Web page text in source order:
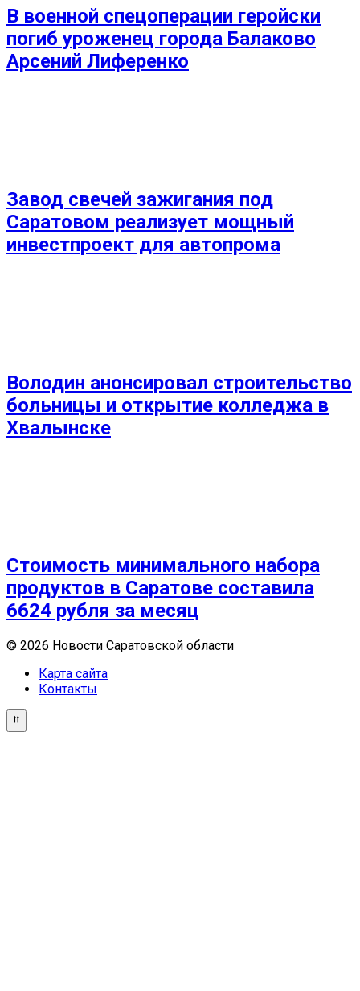
В военной спецоперации геройски
погиб уроженец города Балаково
Арсений Лиференко
Завод свечей зажигания под
Саратовом реализует мощный
инвестпроект для автопрома
Володин анонсировал строительство
больницы и открытие колледжа в
Хвалынске
Стоимость минимального набора
продуктов в Саратове составила
6624 рубля за месяц
© 2026 Новости Саратовской области
Карта сайта
Контакты